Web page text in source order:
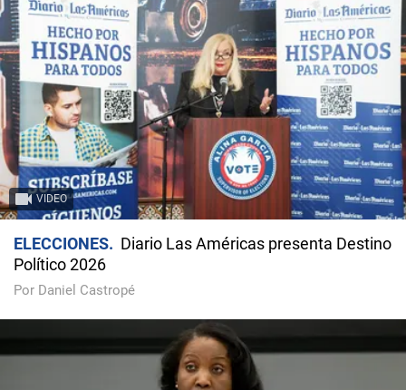
VIDEO
ELECCIONES
Diario Las Américas presenta Destino
Político 2026
Por Daniel Castropé